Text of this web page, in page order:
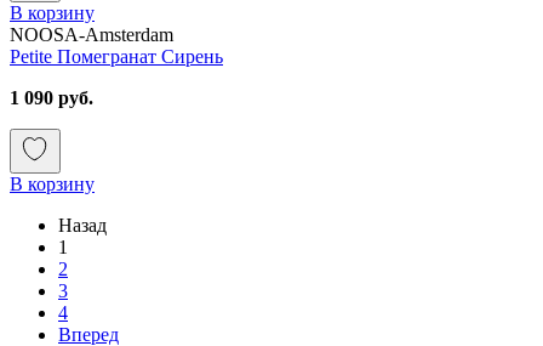
В корзину
NOOSA-Amsterdam
Petite Помегранат Сирень
1 090 руб.
В корзину
Назад
1
2
3
4
Вперед